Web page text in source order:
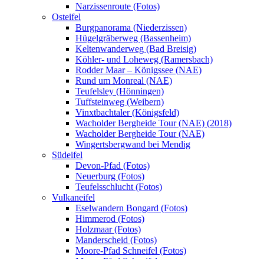
Narzissenroute (Fotos)
Osteifel
Burgpanorama (Niederzissen)
Hügelgräberweg (Bassenheim)
Keltenwanderweg (Bad Breisig)
Köhler- und Loheweg (Ramersbach)
Rodder Maar – Königssee (NAE)
Rund um Monreal (NAE)
Teufelsley (Hönningen)
Tuffsteinweg (Weibern)
Vinxtbachtaler (Königsfeld)
Wacholder Bergheide Tour (NAE) (2018)
Wacholder Bergheide Tour (NAE)
Wingertsbergwand bei Mendig
Südeifel
Devon-Pfad (Fotos)
Neuerburg (Fotos)
Teufelsschlucht (Fotos)
Vulkaneifel
Eselwandern Bongard (Fotos)
Himmerod (Fotos)
Holzmaar (Fotos)
Manderscheid (Fotos)
Moore-Pfad Schneifel (Fotos)